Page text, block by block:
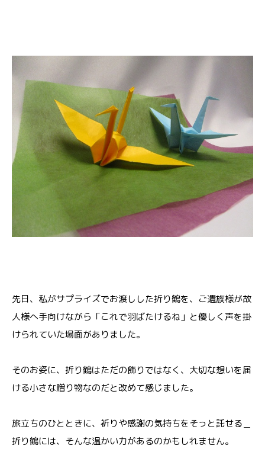
先日、私がサプライズでお渡しした折り鶴を、ご遺族様が故
人様へ手向けながら「これで羽ばたけるね」と優しく声を掛
けられていた場面がありました。
そのお姿に、折り鶴はただの飾りではなく、大切な想いを届
ける小さな贈り物なのだと改めて感じました。
旅立ちのひとときに、祈りや感謝の気持ちをそっと託せる＿
折り鶴には、そんな温かい力があるのかもしれません。